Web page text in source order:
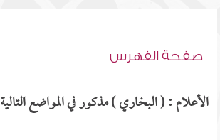
صفحة الفهرس
الأعلام : ( البخاري ) مذكور في المواضع التالية